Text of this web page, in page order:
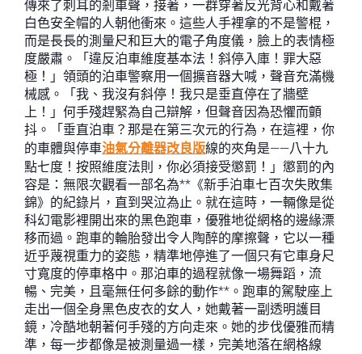
傳來了刺耳的剎車聲，接著，一群穿著反光背心和戴著
白色安全帽的人朝他衝來。這些人手裡拿的不是警棍，
而是長長的測量尺和巨大的電子角度儀，臉上的表情極
度嚴肅。「違反泊車維度基本法！斜停入庫！罪大惡
極！」領頭的泊車警察用一個擴音器大喊，聲音充滿機
械感。「我、我沒有斜停！我只是垂直停在了牆壁
上！」何手殘趕緊為自己辯解，但聲音因為恐懼而顫
抖。「垂直泊車？那是在第三次元的行為，在這裡，你
的車體與停車油氣分離器改良版線的夾角是——八十九
點七度！按照維度法則，你必須接受懲罰！」懲罰的內
容是：無限次觀看一部名為**《新手泊車七百次失敗集
錦》的紀錄片，直到哭泣為止。就在這時，一輛像是從
科幻電影裡開出來的黑色跑車，優雅地從網格的邊緣漂
移而過。跑車的輪胎發出令人陶醉的摩擦聲，它以一種
近乎蔑視重力的姿態，精準地停進了一個只有它車身尺
寸寬度的停車格中。那泊車的過程就像一場舞蹈，流
暢、完美，且毫無任何多餘的動作**。跑車的駕駛座上
走出一個全身黑色皮衣的女人，她戴著一副透明護目
鏡，冷酷地朝著何手殘的方向走來。她的步伐優雅而精
準，每一步都像是被測量過一樣，完美地落在網格線